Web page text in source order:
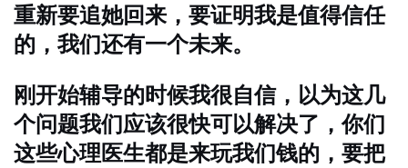
重新要追她回来，要证明我是值得信任
的，我们还有一个未来。
刚开始辅导的时候我很自信，以为这几
个问题我们应该很快可以解决了，你们
这些心理医生都是来玩我们钱的，要把